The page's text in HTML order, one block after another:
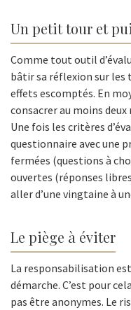
Un petit tour et
Comme tout outil
bâtir sa réflexion sur
effets escomptés. En
consacrer au moins deux
Une fois les critères
questionnaire avec une
fermées (questions à
ouvertes (réponses
aller d’une vingtaine à
Le piège à éviter
La responsabilisation
démarche. C’est pour
pas être anonymes. Le